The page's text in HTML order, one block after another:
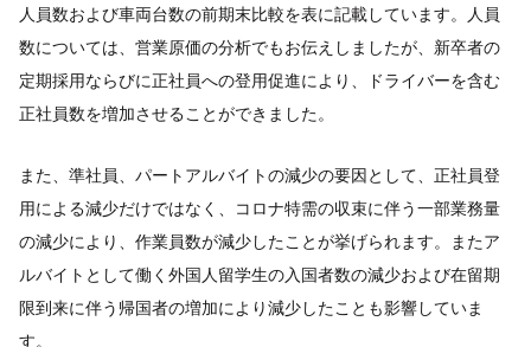
人員数および車両台数の前期末比較を表に記載しています。人員
数については、営業原価の分析でもお伝えしましたが、新卒者の
定期採用ならびに正社員への登用促進により、ドライバーを含む
正社員数を増加させることができました。
また、準社員、パートアルバイトの減少の要因として、正社員登
用による減少だけではなく、コロナ特需の収束に伴う一部業務量
の減少により、作業員数が減少したことが挙げられます。またア
ルバイトとして働く外国人留学生の入国者数の減少および在留期
限到来に伴う帰国者の増加により減少したことも影響していま
す。